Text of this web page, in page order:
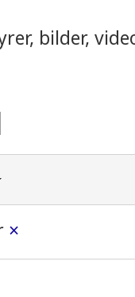
bilder,
×